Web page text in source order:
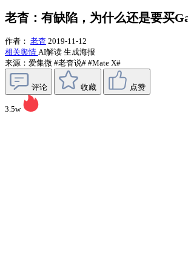
老杳：有缺陷，为什么还是要买
作者： 老杳 2019-11-12
相关舆情 AI解读 生成海报
来源：爱集微 #老杳说# #Mate X#
评论 收藏 点赞
3.5w